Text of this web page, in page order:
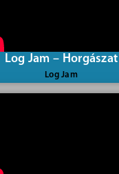
Log Jam – Horgászat
Log Jam